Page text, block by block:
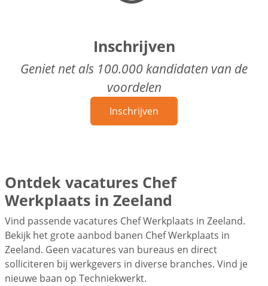
Inschrijven
Geniet net als 100.000 kandidaten van de
voordelen
Inschrijven
Ontdek vacatures Chef
Werkplaats in Zeeland
Vind passende vacatures Chef Werkplaats in Zeeland.
Bekijk het grote aanbod banen Chef Werkplaats in
Zeeland. Geen vacatures van bureaus en direct
solliciteren bij werkgevers in diverse branches. Vind je
nieuwe baan op Techniekwerkt.